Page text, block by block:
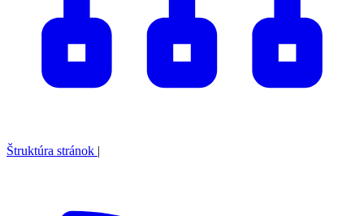
Štruktúra stránok |